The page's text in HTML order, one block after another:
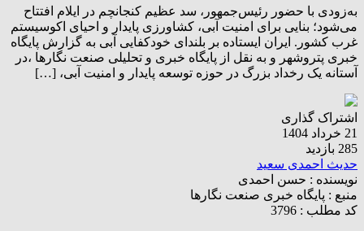
به‌زودی با حضور رئیس‌جمهور، سد عظیم کنجانچم در ایلام افتتاح
می‌شود؛ بنایی برای امنیت آبی، کشاورزی پایدار و احیای اکوسیستم
غرب کشور. ایران ایستاده بر بلندای خودکفایی آبی به گزارش پایگاه
خبری پتروشهر و به نقل از پایگاه خبری و تحلیلی صنعت نگارها ،در
آستانه یک رخداد بزرگ در حوزه توسعه پایدار و امنیت آبی، […]
اشتراک گذاری
21 خرداد 1404
285 بازدید
حدیث احمدی سعید
نویسنده : حسن احمدی
منبع : پایگاه خبری صنعت نگارها
کد مطلب : 3796